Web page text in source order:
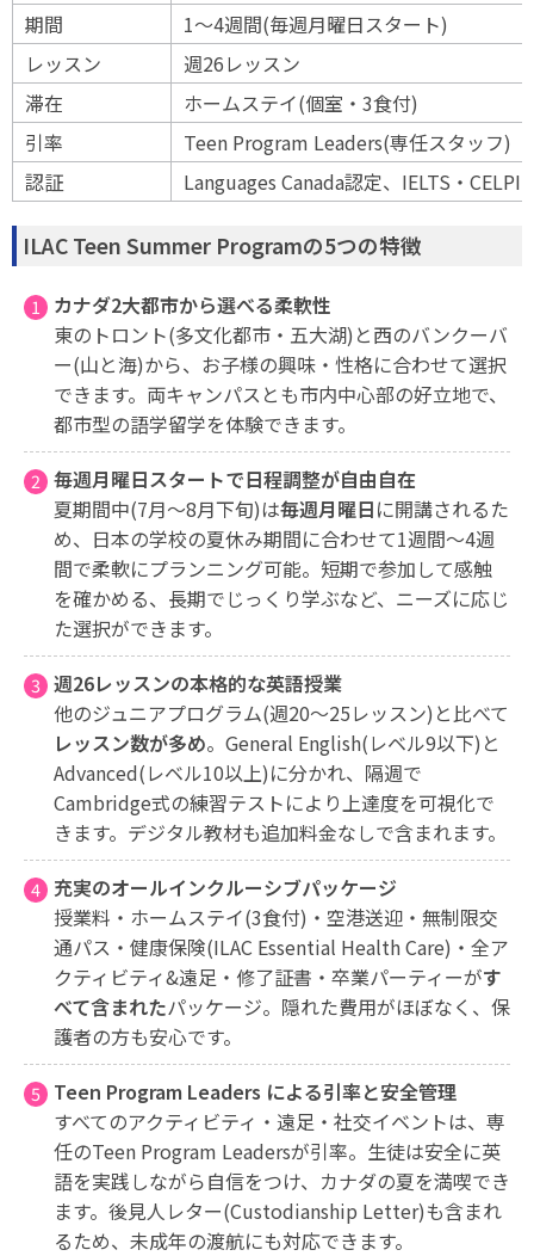
期間
1〜4週間(毎週月曜日スタート)
レッスン
週26レッスン
滞在
ホームステイ(個室・3食付)
引率
Teen Program Leaders(専任スタッフ)
認証
Languages Canada認定、IELTS・
ILAC Teen Summer Programの5つの特徴
カナダ2大都市から選べる柔軟性
東のトロント(多文化都市・五大湖)と西のバンクーバ
ー(山と海)から、お子様の興味・性格に合わせて選択
できます。両キャンパスとも市内中心部の好立地で、
都市型の語学留学を体験できます。
毎週月曜日スタートで日程調整が自由自在
夏期間中(7月〜8月下旬)は毎週月曜日に開講されるた
め、日本の学校の夏休み期間に合わせて1週間〜4週
間で柔軟にプランニング可能。短期で参加して感触
を確かめる、長期でじっくり学ぶなど、ニーズに応じ
た選択ができます。
週26レッスンの本格的な英語授業
他のジュニアプログラム(週20〜25レッスン)と比べて
レッスン数が多め。General English(レベル9以下)と
Advanced(レベル10以上)に分かれ、隔週で
Cambridge式の練習テストにより上達度を可視化で
きます。デジタル教材も追加料金なしで含まれます。
充実のオールインクルーシブパッケージ
授業料・ホームステイ(3食付)・空港送迎・無制限交
通パス・健康保険(ILAC Essential Health Care)・全ア
クティビティ&遠足・修了証書・卒業パーティーがす
べて含まれたパッケージ。隠れた費用がほぼなく、保
護者の方も安心です。
Teen Program Leaders による引率と安全管理
すべてのアクティビティ・遠足・社交イベントは、専
任のTeen Program Leadersが引率。生徒は安全に英
語を実践しながら自信をつけ、カナダの夏を満喫でき
ます。後見人レター(Custodianship Letter)も含まれ
るため、未成年の渡航にも対応できます。